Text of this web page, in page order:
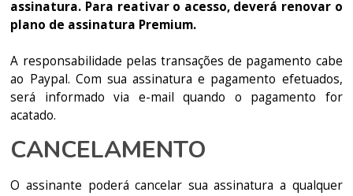
assinatura. Para reativar o acesso, deverá renovar o
plano de assinatura Premium.
A responsabilidade pelas transações de pagamento cabe
ao Paypal. Com sua assinatura e pagamento efetuados,
será informado via e-mail quando o pagamento for
acatado.
CANCELAMENTO
O assinante poderá cancelar sua assinatura a qualquer